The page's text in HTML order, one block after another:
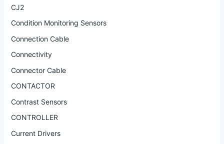
CJ2
Condition Monitoring Sensors
Connection Cable
Connectivity
Connector Cable
CONTACTOR
Contrast Sensors
CONTROLLER
Current Drivers